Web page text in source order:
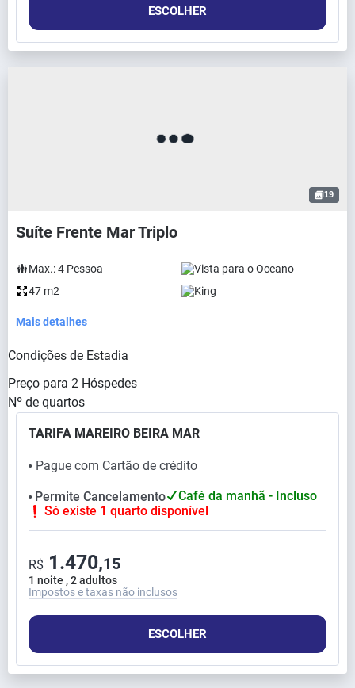
ESCOLHER
19
Suíte Frente Mar Triplo
Max.:4 Pessoa
Vista para o Oceano
47 m2
King
Mais detalhes
Condições de Estadia
Preço para 2 Hóspedes
Nº de quartos
TARIFA MAREIRO BEIRA MAR
⬤ Pague com Cartão de crédito
⬤ Permite Cancelamento
Café da manhã - Incluso
Só existe 1 quarto disponível
1 noite , 2 adultos
R$ 1.470,15
Impostos e taxas não inclusos
ESCOLHER